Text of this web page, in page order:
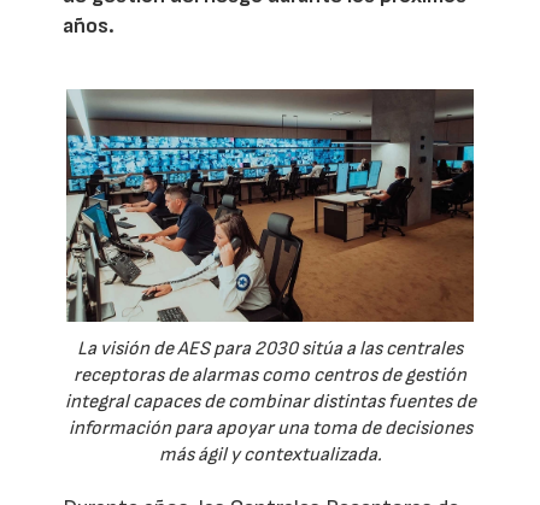
años.
La visión de AES para 2030 sitúa a las centrales
receptoras de alarmas como centros de gestión
integral capaces de combinar distintas fuentes de
información para apoyar una toma de decisiones
más ágil y contextualizada.